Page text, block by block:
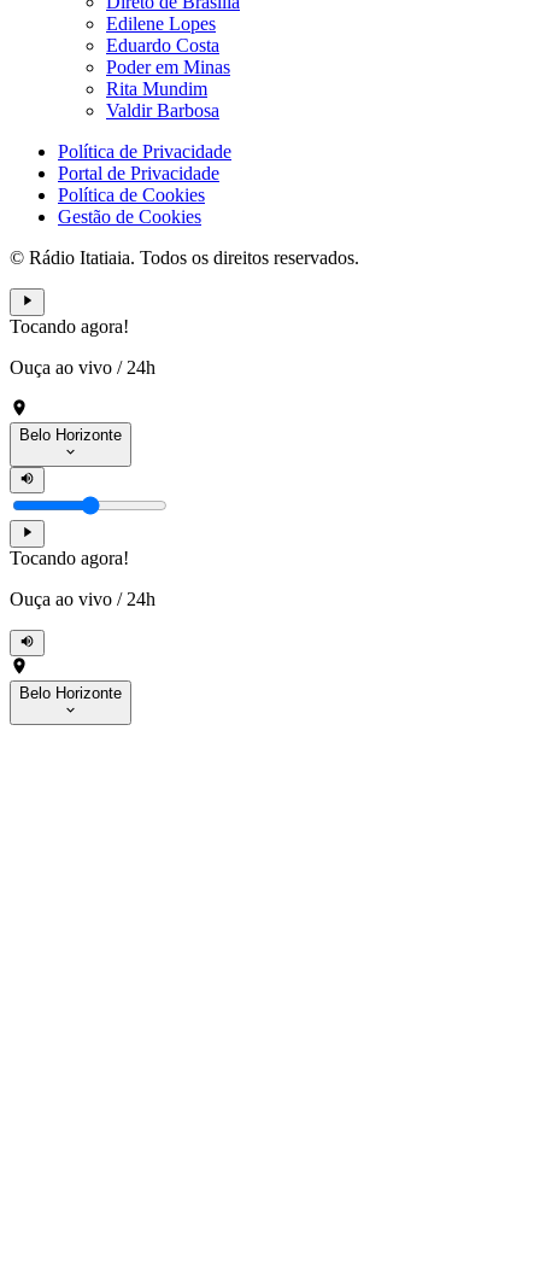
Edilene Lopes
Eduardo Costa
Poder em Minas
Rita Mundim
Valdir Barbosa
Política de Privacidade
Portal de Privacidade
Política de Cookies
Gestão de Cookies
© Rádio Itatiaia. Todos os direitos reservados.
Tocando agora!
Ouça ao vivo / 24h
Belo Horizonte
Tocando agora!
Ouça ao vivo / 24h
Belo Horizonte